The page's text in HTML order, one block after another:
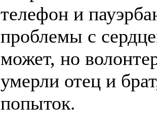
телефон и
проблемы с
может, но
умерли отец и
попыток.